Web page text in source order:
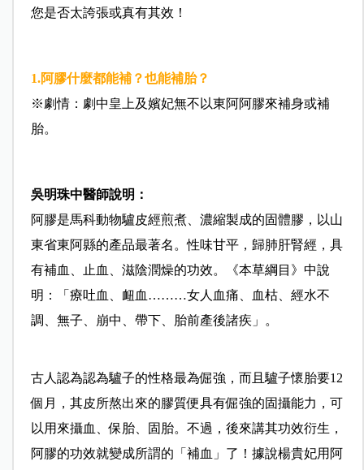
您是否太誇張或真有其效！
1.阿膠什麼都能補？也能補胎？
※劇情：劇中皇上及嬪妃無不以東阿阿膠來補身或補
胎。
吳明珠中醫師說明：
阿膠是馬科動物驢皮經煎煮、濃縮製成的固體膠，以山
東省東阿縣的產品最著名。性味甘平，歸肺肝腎經，具
有補血、止血、滋陰潤燥的功效。《本草綱目》中說
明：「療吐血、衄血………女人血痛、血枯、經水不
調、無子、崩中、帶下、胎前產後諸疾」。
古人認為認為驢子的性格最為倔強，而且驢子懷胎要12
個月，其皮所熬出來的膠質便具有倔強的固攝能力，可
以用來攝血、保胎、固胎。不過，後來講其功效衍生，
阿膠的功效就變成所謂的「補血」了！據說楊貴妃用阿